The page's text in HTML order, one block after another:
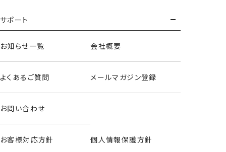
サポート
お知らせ一覧 会社概要
よくあるご質問 メールマガジン登録
お問い合わせ
お客様対応方針 個人情報保護方針